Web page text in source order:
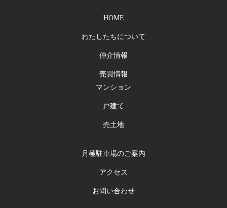
HOME
わたしたちについて
仲介情報
売買情報
マンション
戸建て
売土地
月極駐車場のご案内
アクセス
お問い合わせ